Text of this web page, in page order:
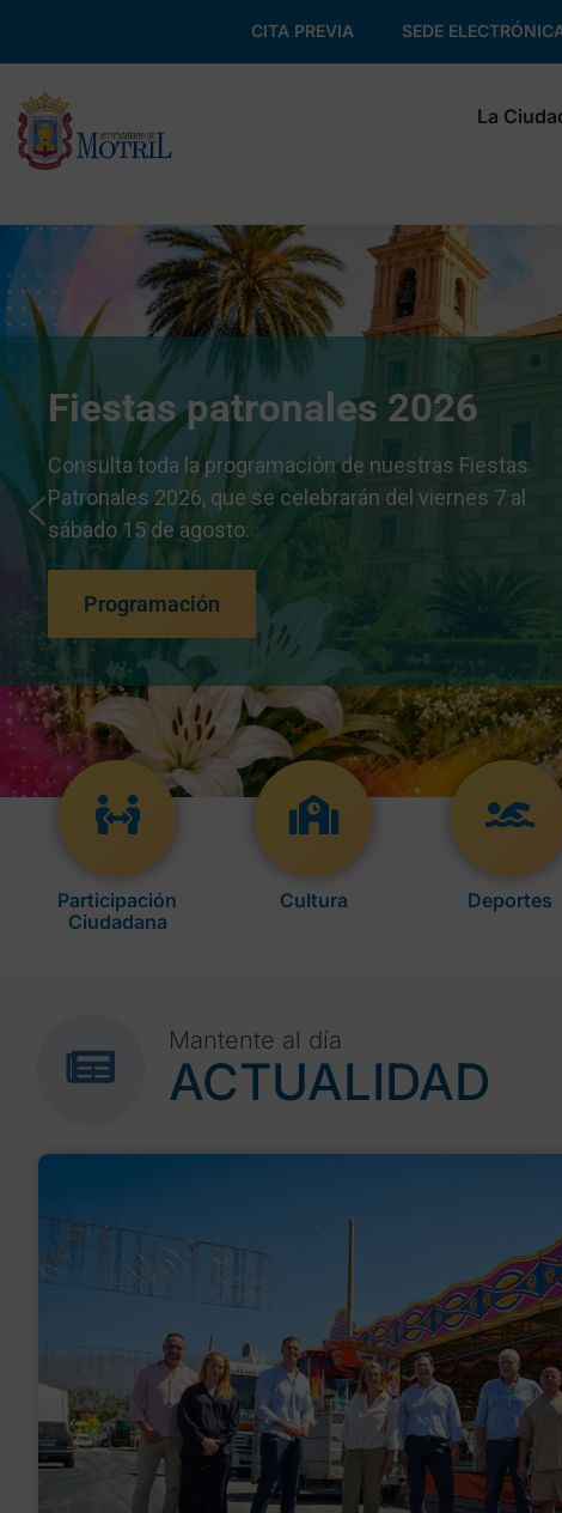
CITA PREVIA SEDE
La
Fiestas patronales 2026
Consulta toda la programación de nuestras Fiestas
Patronales 2026, que se celebrarán del viernes 7 al
sábado 15 de agosto.
Programación
Participación
Ciudadana
Cultura Deportes
Mantente al día
ACTUALIDAD